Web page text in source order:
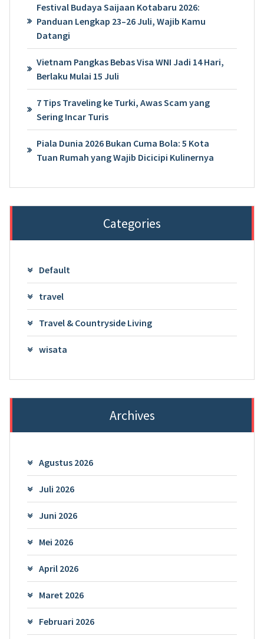
Festival Budaya Saijaan Kotabaru 2026:
Panduan Lengkap 23–26 Juli, Wajib Kamu
Datangi
Vietnam Pangkas Bebas Visa WNI Jadi 14 Hari,
Berlaku Mulai 15 Juli
7 Tips Traveling ke Turki, Awas Scam yang
Sering Incar Turis
Piala Dunia 2026 Bukan Cuma Bola: 5 Kota
Tuan Rumah yang Wajib Dicicipi Kulinernya
Categories
Default
travel
Travel & Countryside Living
wisata
Archives
Agustus 2026
Juli 2026
Juni 2026
Mei 2026
April 2026
Maret 2026
Februari 2026